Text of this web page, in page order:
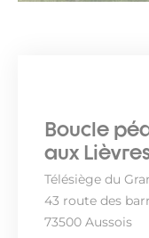
Boucle
aux
Télésiège du
43 route des
73500 Aussois